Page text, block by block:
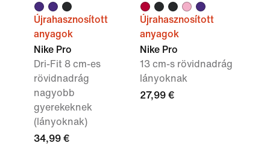
Újrahasznosított
anyagok
Nike Pro
Dri-Fit 8 cm-es
rövidnadrág
nagyobb
gyerekeknek
(lányoknak)
34,99 €
Újrahasznosított
anyagok
Nike Pro
13 cm-s rövidnadrág
lányoknak
27,99 €